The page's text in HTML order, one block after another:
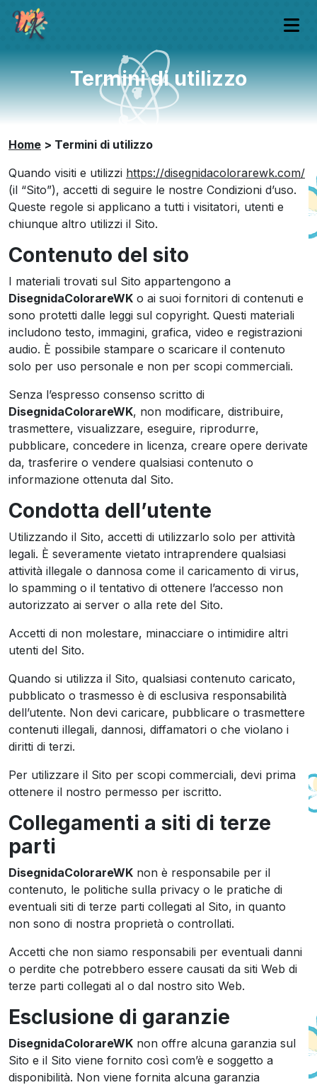
Termini di utilizzo
Home > Termini di utilizzo
Quando visiti e utilizzi https://disegnidacolorarewk.com/
(il “Sito”), accetti di seguire le nostre Condizioni d’uso.
Queste regole si applicano a tutti i visitatori, utenti e
chiunque altro utilizzi il Sito.
Contenuto del sito
I materiali trovati sul Sito appartengono a
DisegnidaColorareWK o ai suoi fornitori di contenuti e
sono protetti dalle leggi sul copyright. Questi materiali
includono testo, immagini, grafica, video e registrazioni
audio. È possibile stampare o scaricare il contenuto
solo per uso personale e non per scopi commerciali.
Senza l’espresso consenso scritto di
DisegnidaColorareWK, non modificare, distribuire,
trasmettere, visualizzare, eseguire, riprodurre,
pubblicare, concedere in licenza, creare opere derivate
da, trasferire o vendere qualsiasi contenuto o
informazione ottenuta dal Sito.
Condotta dell’utente
Utilizzando il Sito, accetti di utilizzarlo solo per attività
legali. È severamente vietato intraprendere qualsiasi
attività illegale o dannosa come il caricamento di virus,
lo spamming o il tentativo di ottenere l’accesso non
autorizzato ai server o alla rete del Sito.
Accetti di non molestare, minacciare o intimidire altri
utenti del Sito.
Quando si utilizza il Sito, qualsiasi contenuto caricato,
pubblicato o trasmesso è di esclusiva responsabilità
dell’utente. Non devi caricare, pubblicare o trasmettere
contenuti illegali, dannosi, diffamatori o che violano i
diritti di terzi.
Per utilizzare il Sito per scopi commerciali, devi prima
ottenere il nostro permesso per iscritto.
Collegamenti a siti di terze
parti
DisegnidaColorareWK non è responsabile per il
contenuto, le politiche sulla privacy o le pratiche di
eventuali siti di terze parti collegati al Sito, in quanto
non sono di nostra proprietà o controllati.
Accetti che non siamo responsabili per eventuali danni
o perdite che potrebbero essere causati da siti Web di
terze parti collegati al o dal nostro sito Web.
Esclusione di garanzie
DisegnidaColorareWK non offre alcuna garanzia sul
Sito e il Sito viene fornito così com’è e soggetto a
disponibilità. Non viene fornita alcuna garanzia